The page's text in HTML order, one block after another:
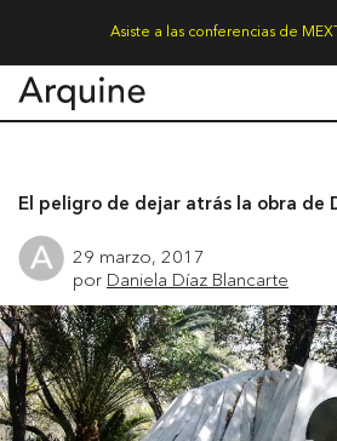
Asiste a las conferencias de
El peligro de dejar atrás la obra de
29 marzo, 2017
por Daniela Díaz Blancarte